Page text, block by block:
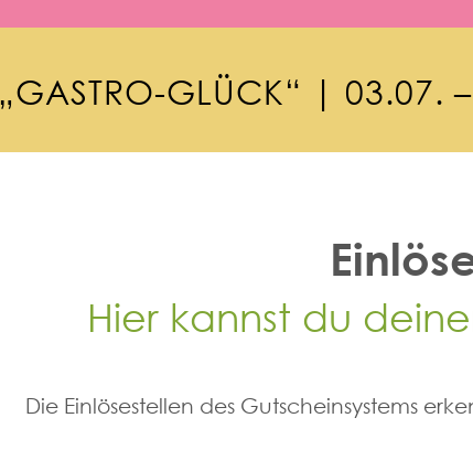
„GASTRO-GLÜCK“ | 03.07. –
Hier kannst du
Die Einlösestellen des Gutscheinsystems